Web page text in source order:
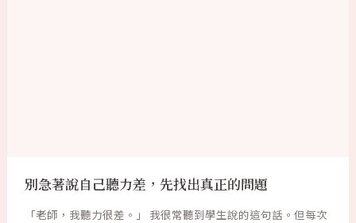
別急著說自己聽力差，先找出真正的問題
「老師，我聽力很差。」 我很常聽到學生說的這句話。但每次